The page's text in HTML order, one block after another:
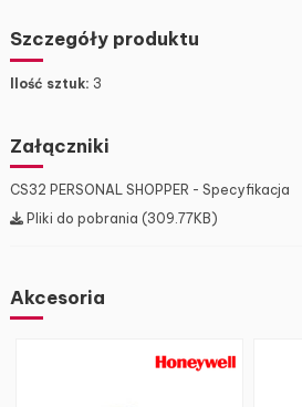
Szczegóły produktu
Ilość sztuk: 3
Załączniki
CS32 PERSONAL SHOPPER - Specyfikacja
Pliki do pobrania (309.77KB)
Akcesoria